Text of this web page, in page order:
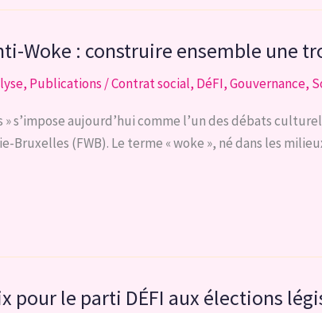
Woke : construire ensemble une
, Publications/Contrat social, DéFI,Gouvernance,
» s’impose aujourd’hui comme l’un des débats
(FWB). Le terme « woke », né dans les
pour le parti DÉFI aux élections